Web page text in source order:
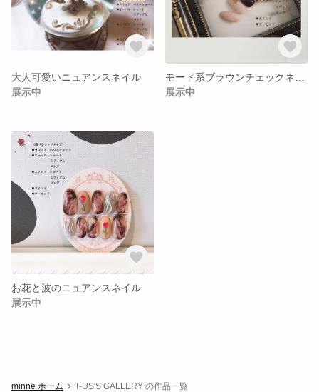
大人可愛いニュアンスネイル
展示中
展示中
お花と波のニュアンスネイル
展示中
minne ホーム T-US'S GALLERY の作品一覧